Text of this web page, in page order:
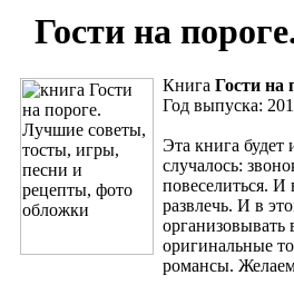
Гости на
Книга Гости на
Год выпуска:
Эта книга будет
случалось:
повеселиться. И
развлечь. И в
организовывать
оригинальные
романсы.